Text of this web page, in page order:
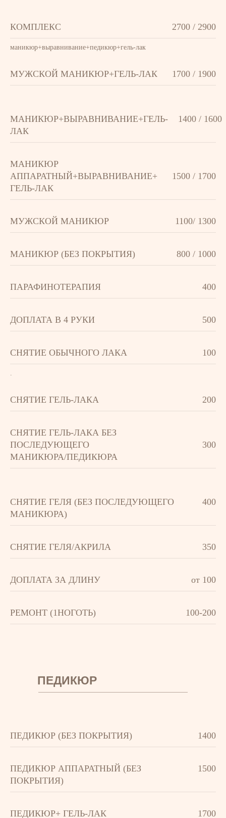
КОМПЛЕКС 2700 / 2900
маникюр+выравнивание+педикюр+гель-лак
МУЖСКОЙ МАНИКЮР+ГЕЛЬ-ЛАК 1700 / 1900
МАНИКЮР+ВЫРАВНИВАНИЕ+ГЕЛЬ-
ЛАК
1400 / 1600
МАНИКЮР
АППАРАТНЫЙ+ВЫРАВНИВАНИЕ+
ГЕЛЬ-ЛАК
1500 / 1700
МУЖСКОЙ МАНИКЮР 1100/ 1300
МАНИКЮР (БЕЗ ПОКРЫТИЯ) 800 / 1000
ПАРАФИНОТЕРАПИЯ 400
ДОПЛАТА В 4 РУКИ 500
СНЯТИЕ ОБЫЧНОГО ЛАКА 100
.
СНЯТИЕ ГЕЛЬ-ЛАКА 200
СНЯТИЕ ГЕЛЬ-ЛАКА БЕЗ
ПОСЛЕДУЮЩЕГО
МАНИКЮРА/ПЕДИКЮРА
300
СНЯТИЕ ГЕЛЯ (БЕЗ ПОСЛЕДУЮЩЕГО
МАНИКЮРА)
400
СНЯТИЕ ГЕЛЯ/АКРИЛА 350
ДОПЛАТА ЗА ДЛИНУ от 100
РЕМОНТ (1НОГОТЬ) 100-200
ПЕДИКЮР
ПЕДИКЮР (БЕЗ ПОКРЫТИЯ) 1400
ПЕДИКЮР АППАРАТНЫЙ (БЕЗ
ПОКРЫТИЯ)
1500
ПЕДИКЮР+ ГЕЛЬ-ЛАК 1700